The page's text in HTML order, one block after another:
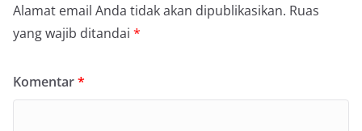
Alamat email Anda tidak akan dipublikasikan. Ruas
yang wajib ditandai *
Komentar*